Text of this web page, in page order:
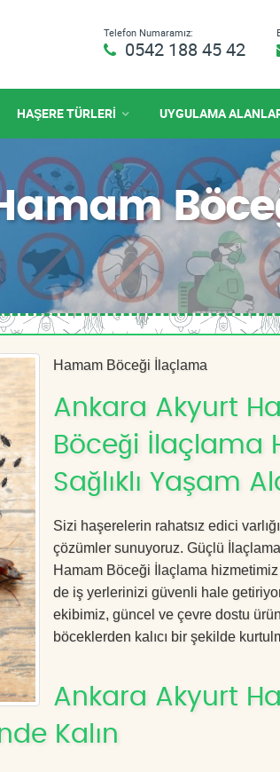
Telefon Numaramız:
0542 188 45 42
HAŞERE TÜRLERİ UYGULAMA
Hamam Böceği İlaçlama
Ankara Akyurt
Böceği İlaçlama
Sağlıklı Yaşam
Sizi haşerelerin rahatsız edici
çözümler sunuyoruz. Güçlü
Hamam Böceği İlaçlama
de iş yerlerinizi güvenli hale
ekibimiz, güncel ve çevre dostu
böceklerden kalıcı bir şekilde
Ankara Akyurt
Kalın